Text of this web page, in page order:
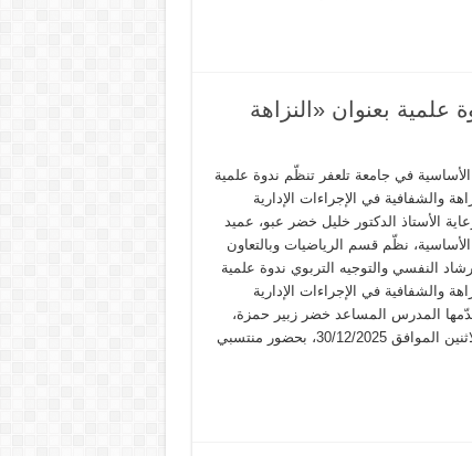
علمية بعنوان «النزاهة
الأساسية في جامعة تلعفر تنظّم ندوة علمية
والشفافية في الإجراءات الإدارية
الأستاذ الدكتور خليل خضر عبو، عميد
الأساسية، نظّم قسم الرياضيات وبالتعاون
النفسي والتوجيه التربوي ندوة علمية
والشفافية في الإجراءات الإدارية
قدّمها المدرس المساعد خضر زبير حمزة،
وذلك يوم الاثنين الموافق 30/12/2025، بحضور منتسبي